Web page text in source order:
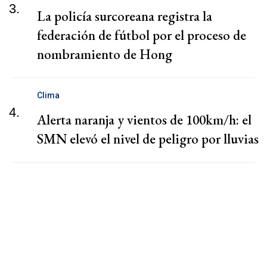
3.
La policía surcoreana registra la
federación de fútbol por el proceso de
nombramiento de Hong
4.
Clima
Alerta naranja y vientos de 100km/h: el
SMN elevó el nivel de peligro por lluvias